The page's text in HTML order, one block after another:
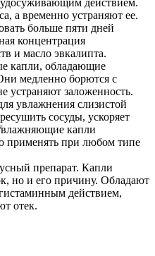
действием.
а временно устраняют ее.
больше пяти дней
концентрация
и масло эвкалипта.
капли, обладающие
медленно борются с
устраняют заложенность.
увлажнения слизистой
сосуды, ускоряет
капли
применять при любом типе
препарат. Капли
но и его причину. Обладают
действием,
отек.